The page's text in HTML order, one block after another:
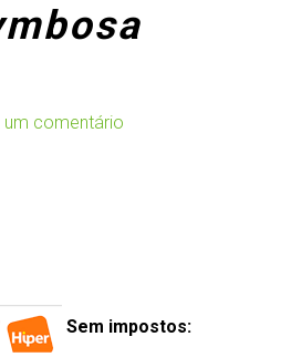
um comentário
Sem impostos: